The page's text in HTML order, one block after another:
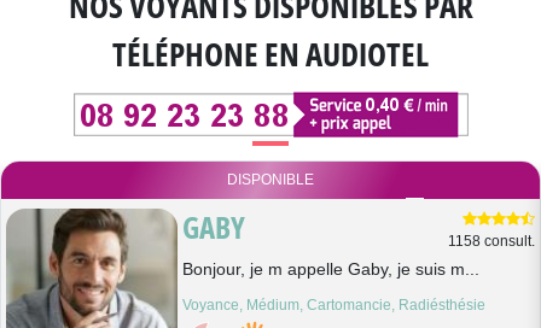
TÉLÉPHONE EN AUDIOTEL
DISPONIBLE
GABY 1158 consult.
Bonjour, je m appelle Gaby, je suis m...
Voyance, Médium, Cartomancie, Radiésthésie